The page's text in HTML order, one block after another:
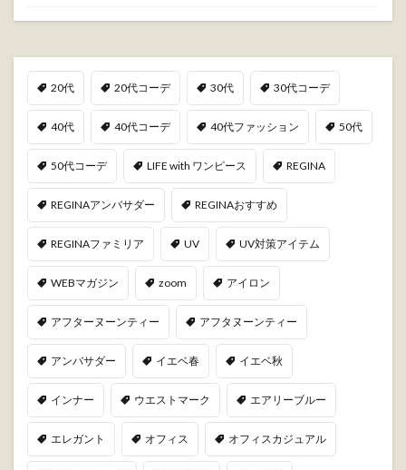
20代 20代コーデ 30代 30代コーデ
40代 40代コーデ 40代ファッション 50代
50代コーデ LIFE with ワンピース REGINA
REGINAアンバサダー REGINAおすすめ
REGINAファミリア UV UV対策アイテム
WEBマガジン zoom アイロン
アフターヌーンティー アフタヌーンティー
アンバサダー イエベ春 イエベ秋
インナー ウエストマーク エアリーブルー
エレガント オフィス オフィスカジュアル